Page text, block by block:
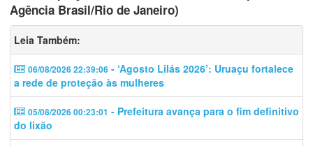
Agência Brasil/Rio de Janeiro)
Leia Também:
06/08/2026 22:39:06 - ‘Agosto Lilás 2026’: Uruaçu fortalece
a rede de proteção às mulheres
05/08/2026 00:23:01 - Prefeitura avança para o fim definitivo
do lixão